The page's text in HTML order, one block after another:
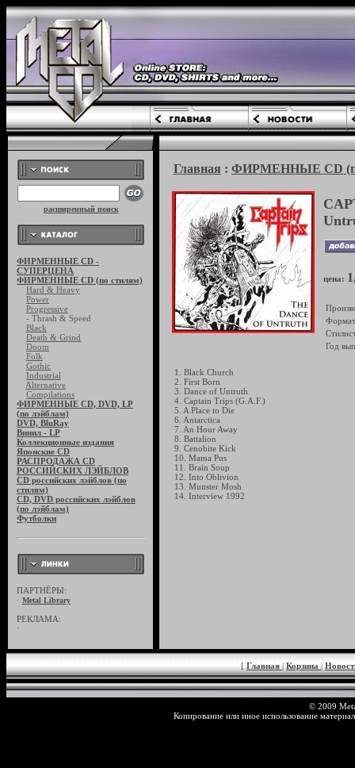
расширенный поиск
ФИРМЕННЫЕ CD -
СУПЕРЦЕНА
ФИРМЕННЫЕ CD (по стилям)
Hard & Heavy
Power
Progressive
- Thrash & Speed
Black
Death & Grind
Doom
Folk
Gothic
Industrial
Alternative
Compilations
ФИРМЕННЫЕ CD, DVD, LP
(по лэйблам)
DVD, BluRay
Винил - LP
Коллекционные издания
Японские CD
РАСПРОДАЖА CD
РОССИЙСКИХ ЛЭЙБЛОВ
CD российских лэйблов (по
стилям)
CD, DVD российских лэйблов
(по лэйблам)
Футболки
ПАРТНЁРЫ:
· Metal Library
РЕКЛАМА:
·
Главная : ФИРМЕННЫЕ CD
цена:
Год
1. Black Church
2. First Born
3. Dance of Untruth
4. Captain Trips (G.A.F.)
5. A Place to Die
6. Antarctica
7. An Hour Away
8. Battalion
9. Cenobite Kick
10. Mama Pus
11. Brain Soup
12. Into Oblivion
13. Munster Mosh
14. Interview 1992
[ Главная | Корзина |
© 2009
Копирование или иное использование